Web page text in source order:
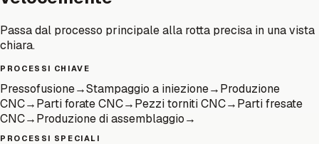
Passa dal processo principale alla rotta precisa in una vista
chiara.
PROCESSI CHIAVE
Pressofusione→Stampaggio a iniezione→Produzione
CNC→Parti forate CNC→Pezzi torniti CNC→Parti fresate
CNC→Produzione di assemblaggio→
PROCESSI SPECIALI